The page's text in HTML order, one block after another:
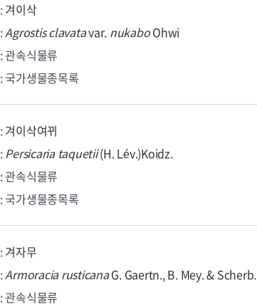
:겨이삭
:Agrostisclavatavar. nukaboOhwi
: 관속식물류
: 국가생물종목록
:겨이삭여뀌
:Persicaria taquetii(H. Lév.)Koidz.
: 관속식물류
: 국가생물종목록
:겨자무
:Armoracia rusticanaG. Gaertn., B. Mey. & Scherb.
: 관속식물류